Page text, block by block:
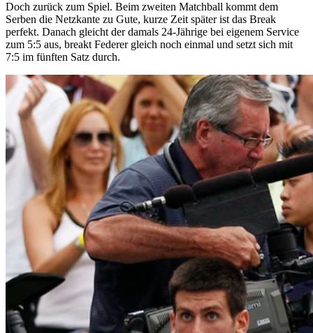
Doch zurück zum Spiel. Beim zweiten Matchball kommt dem
Serben die Netzkante zu Gute, kurze Zeit später ist das Break
perfekt. Danach gleicht der damals 24-Jährige bei eigenem Service
zum 5:5 aus, breakt Federer gleich noch einmal und setzt sich mit
7:5 im fünften Satz durch.